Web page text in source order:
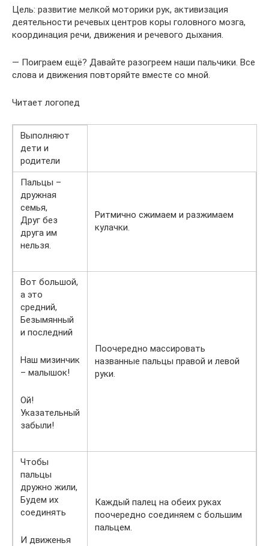
Цель: развитие мелкой моторики рук, активизация
деятельности речевых центров коры головного мозга,
координация речи, движения и речевого дыхания.
— Поиграем ещё? Давайте разогреем наши пальчики. Все
слова и движения повторяйте вместе со мной.
Читает логопед
Выполняют
дети и
родители
Пальцы –
дружная
семья,
Друг без
друга им
нельзя.
Ритмично сжимаем и разжимаем
кулачки.
Вот большой,
а это
средний,
Безымянный
и последний
Наш мизинчик
– малышок!
Ой!
Указательный
забыли!
Поочередно массировать
названные пальцы правой и левой
руки.
Чтобы
пальцы
дружно жили,
Будем их
соединять
И движенья
Каждый палец на обеих руках
поочередно соединяем с большим
пальцем.